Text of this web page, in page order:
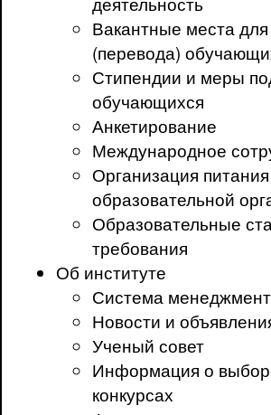
Вакантные места
(перевода)
Стипендии и меры
обучающихся
Анкетирование
Международное
Организация
образовательной
Образовательные
требования
Об институте
Система
Новости и
Ученый совет
Информация о
конкурсах